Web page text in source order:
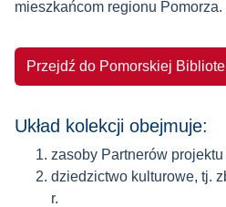
mieszkańcom regionu Pomorza.
Przejdź do Pomorskiej
Układ kolekcji obejmuje:
zasoby Partnerów projektu
dziedzictwo kulturowe, tj.
r.